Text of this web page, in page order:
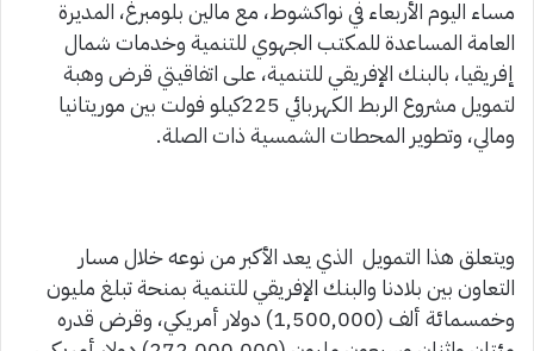
مساء اليوم الأربعاء في نواكشوط، مع مالين بلومبرغ، المديرة
العامة المساعدة للمكتب الجهوي للتنمية وخدمات شمال
إفريقيا، بالبنك الإفريقي للتنمية، على اتفاقيتي قرض وهبة
لتمويل مشروع الربط الكهربائي 225كيلو فولت بين موريتانيا
ومالي، وتطوير المحطات الشمسية ذات الصلة.
ويتعلق هذا التمويل الذي يعد الأكبر من نوعه خلال مسار
التعاون بين بلادنا والبنك الإفريقي للتنمية بمنحة تبلغ مليون
وخمسمائة ألف (1,500,000) دولار أمريكي، وقرض قدره